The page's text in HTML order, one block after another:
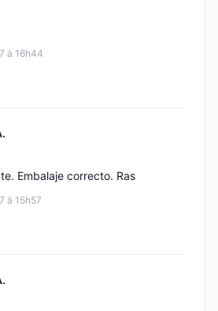
à 16h44
à 15h57
Embalaje correcto. Ras